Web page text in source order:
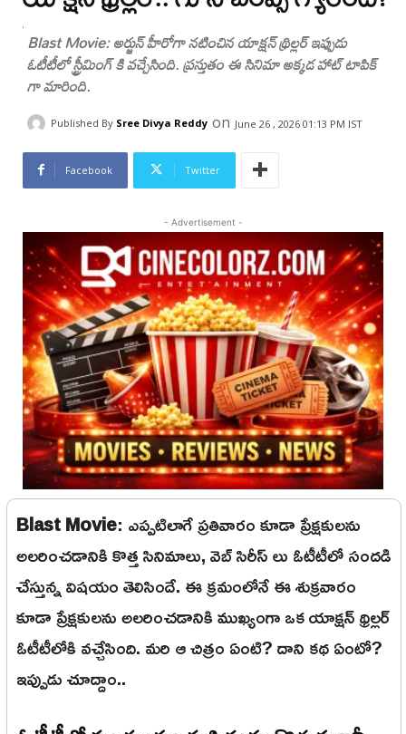
Blast Movie: అర్జున్ హీరోగా నటించిన యాక్షన్ థ్రిల్లర్ ఇప్పుడు
ఓటీటీలో స్ట్రీమింగ్ కి వచ్చేసింది. ప్రస్తుతం ఈ సినిమా అక్కడ హాట్ టాపిక్
గా మారింది.
Published By Sree Divya Reddy on June 26 , 2026 01:13 PM IST
Facebook Twitter
- Advertisement -
Blast Movie: ఎప్పటిలాగే ప్రతివారం కూడా ప్రేక్షకులను
అలరించడానికి కొత్త సినిమాలు, వెబ్ సిరీస్ లు ఓటీటీలో సందడి
చేస్తున్న విషయం తెలిసిందే. ఈ క్రమంలోనే ఈ శుక్రవారం
కూడా ప్రేక్షకులను అలరించడానికి ముఖ్యంగా ఒక యాక్షన్ థ్రిల్లర్
ఓటీటీలోకి వచ్చేసింది. మరి ఆ చిత్రం ఏంటి? దాని కథ ఏంటో?
ఇప్పుడు చూద్దాం..